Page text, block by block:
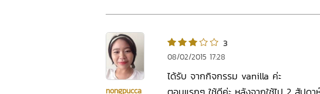
nongpucca
3
08/02/2015 17:28
ได้รับ จากกิจกรรม vanilla ค่ะ